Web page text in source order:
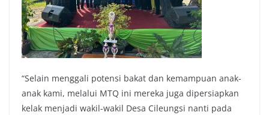
“Selain menggali potensi bakat dan kemampuan anak-
anak kami, melalui MTQ ini mereka juga dipersiapkan
kelak menjadi wakil-wakil Desa Cileungsi nanti pada